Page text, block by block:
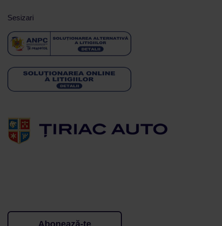
Sesizari
Abonează-te